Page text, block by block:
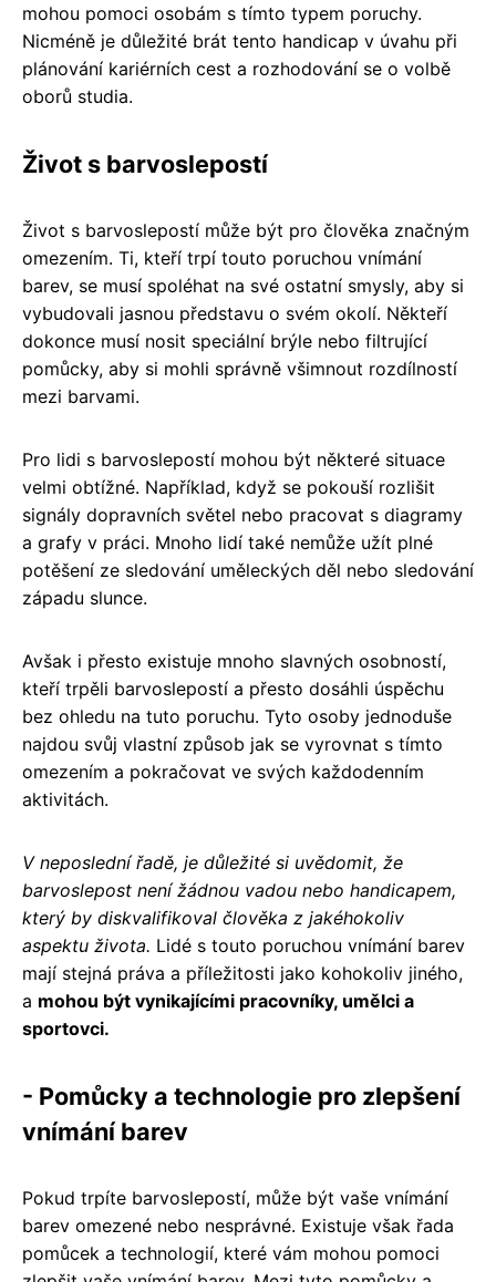
mohou pomoci osobám s tímto typem poruchy.
Nicméně je důležité brát tento handicap v úvahu při
plánování kariérních cest a rozhodování se o volbě
oborů studia.
Život s barvoslepostí
Život s barvoslepostí může být pro člověka značným
omezením. Ti, kteří trpí touto poruchou vnímání
barev, se musí spoléhat na své ostatní smysly, aby si
vybudovali jasnou představu o svém okolí. Někteří
dokonce musí nosit speciální brýle nebo filtrující
pomůcky, aby si mohli správně všimnout rozdílností
mezi barvami.
Pro lidi s barvoslepostí mohou být některé situace
velmi obtížné. Například, když se pokouší rozlišit
signály dopravních světel nebo pracovat s diagramy
a grafy v práci. Mnoho lidí také nemůže užít plné
potěšení ze sledování uměleckých děl nebo sledování
západu slunce.
Avšak i přesto existuje mnoho slavných osobností,
kteří trpěli barvoslepostí a přesto dosáhli úspěchu
bez ohledu na tuto poruchu. Tyto osoby jednoduše
najdou svůj vlastní způsob jak se vyrovnat s tímto
omezením a pokračovat ve svých každodenním
aktivitách.
V neposlední řadě, je důležité si uvědomit, že
barvoslepost není žádnou vadou nebo handicapem,
který by diskvalifikoval člověka z jakéhokoliv
aspektu života. Lidé s touto poruchou vnímání barev
mají stejná práva a příležitosti jako kohokoliv jiného,
a mohou být vynikajícími pracovníky, umělci a
sportovci.
- Pomůcky a technologie pro zlepšení
vnímání barev
Pokud trpíte barvoslepostí, může být vaše vnímání
barev omezené nebo nesprávné. Existuje však řada
pomůcek a technologií, které vám mohou pomoci